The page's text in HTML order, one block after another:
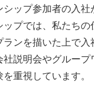
ップ参加者の入社
プでは、私たちの
ランを描いた上で
社説明会やグルー
重視しています。